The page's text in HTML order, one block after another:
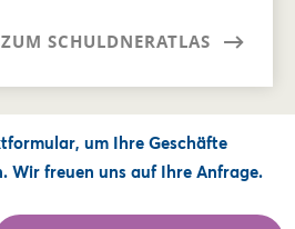
ZUM SCHULDNERATLAS
um Ihre Geschäfte
Wir freuen uns auf Ihre Anfrage.